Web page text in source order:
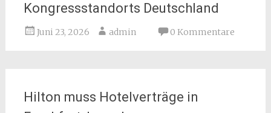
Kongressstandorts Deutschland
Juni 23, 2026 admin 0 Kommentare
Hilton muss Hotelverträge in